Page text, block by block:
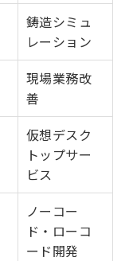
鋳造シミュ
レーション
現場業務改
善
仮想デスク
トップサー
ビス
ノーコー
ド・ローコ
ード開発